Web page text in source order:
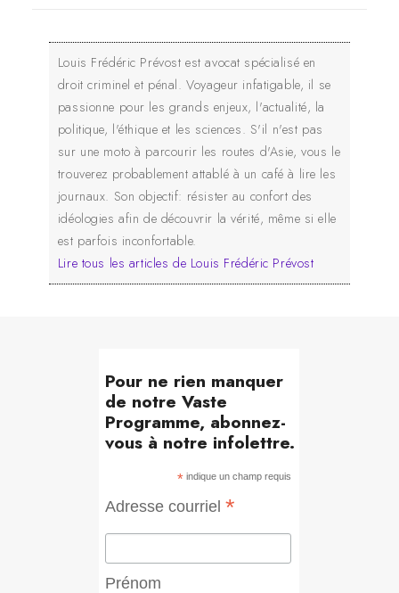
Louis Frédéric Prévost est avocat spécialisé en
droit criminel et pénal. Voyageur infatigable, il se
passionne pour les grands enjeux, l'actualité, la
politique, l'éthique et les sciences. S'il n'est pas
sur une moto à parcourir les routes d'Asie, vous le
trouverez probablement attablé à un café à lire les
journaux. Son objectif: résister au confort des
idéologies afin de découvrir la vérité, même si elle
est parfois inconfortable.
Lire tous les articles de Louis Frédéric Prévost
Pour ne rien manquer
de notre Vaste
Programme, abonnez-
vous à notre infolettre.
* indique un champ requis
Adresse courriel *
Prénom